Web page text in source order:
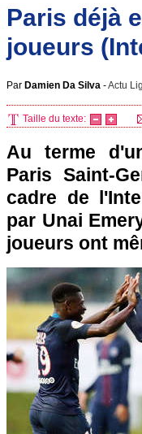
Paris déjà
joueurs
Par Damien Da Silva -Actu
Taille du texte:
Au terme
Paris Saint-
cadre de
par Unai
joueurs ont